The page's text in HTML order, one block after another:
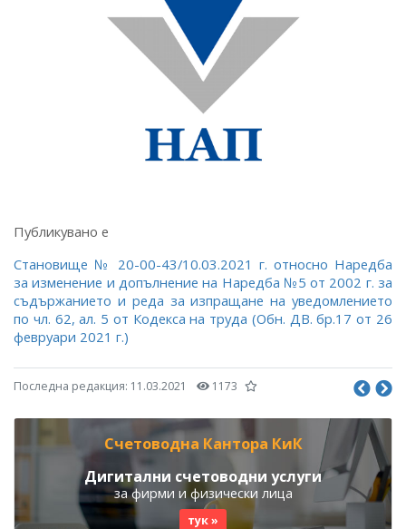
Публикувано е
Становище № 20-00-43/10.03.2021 г. относно Наредба
за изменение и допълнение на Наредба №5 от 2002 г. за
съдържанието и реда за изпращане на уведомлението
по чл. 62, ал. 5 от Кодекса на труда (Обн. ДВ. бр.17 от 26
февруари 2021 г.)
Последна редакция: 11.03.2021 1173
Счетоводна Кантора КиК
Дигитални счетоводни услуги
за фирми и физически лица
тук »